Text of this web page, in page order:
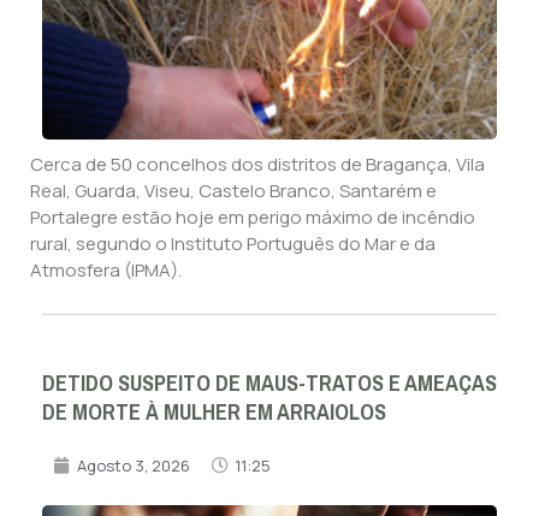
Cerca de 50 concelhos dos distritos de Bragança, Vila
Real, Guarda, Viseu, Castelo Branco, Santarém e
Portalegre estão hoje em perigo máximo de incêndio
rural, segundo o Instituto Português do Mar e da
Atmosfera (IPMA).
DETIDO SUSPEITO DE MAUS-TRATOS E AMEAÇAS
DE MORTE À MULHER EM ARRAIOLOS
Agosto 3, 2026 11:25